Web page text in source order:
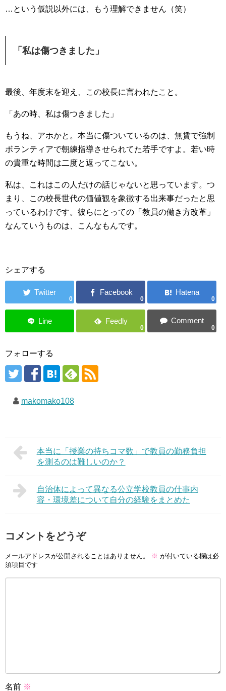
…という仮説以外には、もう理解できません（笑）
「私は傷つきました」
最後、年度末を迎え、この校長に言われたこと。
「あの時、私は傷つきました」
もうね、アホかと。本当に傷ついているのは、無賃で強制
ボランティアで朝練指導させられてた若手ですよ。若い時
の貴重な時間は二度と返ってこない。
私は、これはこの人だけの話じゃないと思っています。つ
まり、この校長世代の価値観を象徴する出来事だったと思
っているわけです。彼らにとっての「教員の働き方改革」
なんていうものは、こんなもんです。
シェアする
0 0 0
0 0
フォローする
makomako108
本当に「授業の持ちコマ数」で教員の勤務負担
を測るのは難しいのか？
自治体によって異なる公立学校教員の仕事内
容・環境差について自分の経験をまとめた
コメントをどうぞ
メールアドレスが公開されることはありません。 ※ が付いている欄は必
須項目です
名前 ※